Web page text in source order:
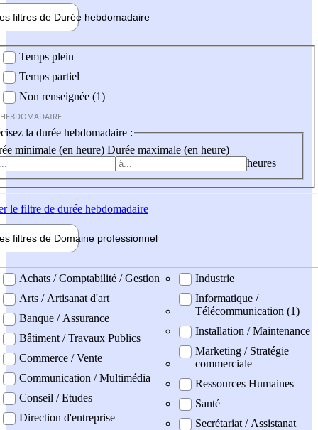
filtres de Durée hebdomadaire
Temps plein
Temps partiel
Non renseignée (1)
la durée hebdomadaire :
minimale (en heure) Durée maximale (en heure)
heures
le filtre de durée hebdomadaire
filtres de Domaine professionnel
professionel
Achats / Comptabilité / Gestion
Arts / Artisanat d'art
Banque / Assurance
Bâtiment / Travaux Publics
Commerce / Vente
Communication / Multimédia
Conseil / Etudes
Direction d'entreprise
Industrie
Informatique /
Télécommunication (1)
Installation / Maintenance
Marketing / Stratégie
commerciale
Ressources Humaines
Santé
Secrétariat / Assistanat